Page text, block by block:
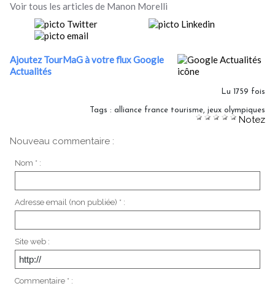
Voir tous les articles de Manon Morelli
Ajoutez TourMaG à votre flux Google
Actualités
Lu 1759 fois
Tags : alliance france tourisme, jeux olympiques
Notez
Nouveau commentaire :
Nom * :
Adresse email (non publiée) * :
Site web :
Commentaire * :